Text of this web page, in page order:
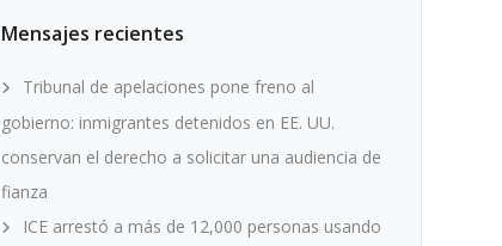
Mensajes recientes
Tribunal de apelaciones pone freno al
gobierno: inmigrantes detenidos en EE. UU.
conservan el derecho a solicitar una audiencia de
fianza
ICE arrestó a más de 12,000 personas usando